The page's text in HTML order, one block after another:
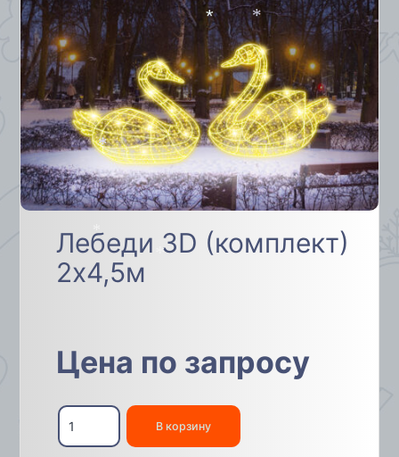
Лебеди 3D (комплект)
2х4,5м
Цена по запросу
Количество
товара
Лебеди
В корзину
*
* *
*